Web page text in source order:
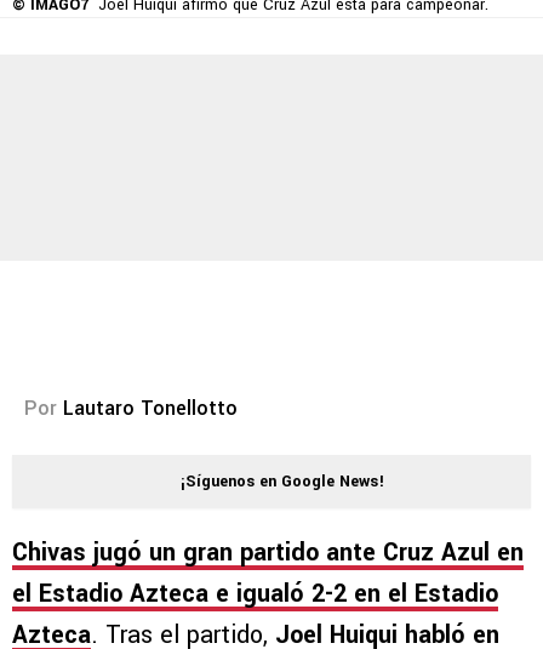
© IMAGO7 Joel Huiqui afirmó que Cruz Azul está para campeonar.
Por Lautaro Tonellotto
¡Síguenos en Google News!
Chivas jugó un gran partido ante Cruz Azul en
el Estadio Azteca e igualó 2-2 en el Estadio
Azteca. Tras el partido, Joel Huiqui habló en